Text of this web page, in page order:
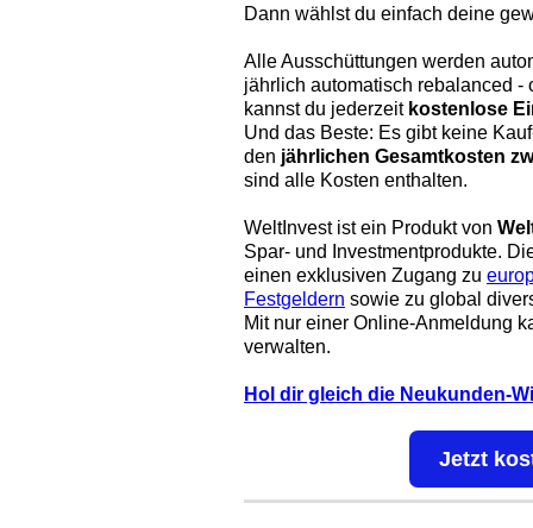
Dann wählst du einfach deine
Alle Ausschüttungen werden
jährlich automatisch rebalanced
kannst du jederzeit kostenlose
Und das Beste: Es gibt keine
den jährlichen Gesamtkosten
sind alle Kosten enthalten.
WeltInvest ist ein Produkt von
Spar- und Investmentprodukte.
einen exklusiven Zugang zu
Festgeldern sowie zu global
Mit nur einer Online-Anmeldung
verwalten.
Hol dir gleich die Neukunden-
Jetzt